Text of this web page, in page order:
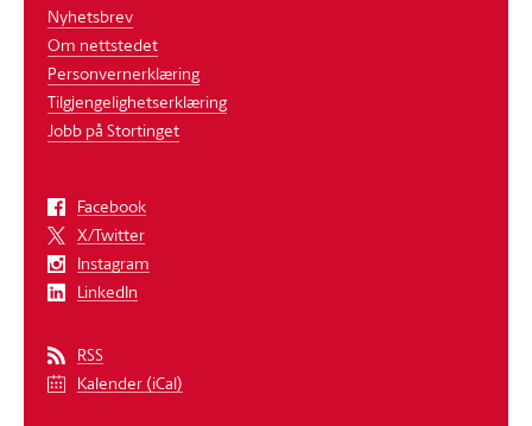
Nyhetsbrev
Om nettstedet
Personvernerklæring
Tilgjengelighetserklæring
Jobb på Stortinget
Facebook
X/Twitter
Instagram
LinkedIn
RSS
Kalender (iCal)